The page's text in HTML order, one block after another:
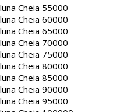
Cheia 55000
Cheia 60000
Cheia 65000
Cheia 70000
Cheia 75000
Cheia 80000
Cheia 85000
Cheia 90000
Cheia 95000